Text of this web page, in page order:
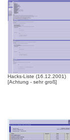
Hacks-Liste (16.12.2001)
[Achtung - sehr groß]